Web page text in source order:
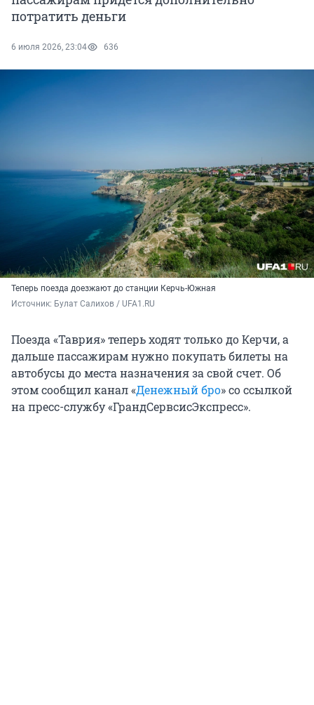
потратить деньги
6 июля 2026, 23:04 636
Теперь поезда доезжают до станции Керчь-Южная
Источник: Булат Салихов / UFA1.RU
Поезда «Таврия» теперь ходят только до Керчи, а
дальше пассажирам нужно покупать билеты на
автобусы до места назначения за свой счет. Об
этом сообщил канал «Денежный бро» со ссылкой
на пресс-службу «ГрандСервсисЭкспресс».